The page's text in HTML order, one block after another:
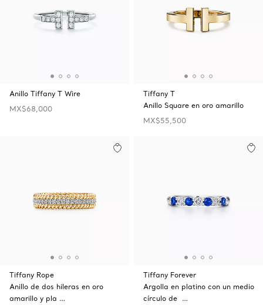
Anillo Tiffany T Wire
MX$68,000
Tiffany T
Anillo Square en oro amarillo
MX$55,500
Tiffany Rope
Anillo de dos hileras en oro
amarillo y pla …
Tiffany Forever
Argolla en platino con un medio
círculo de …